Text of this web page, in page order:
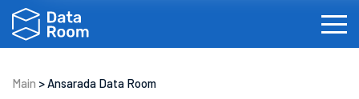
Main >Ansarada Data Room